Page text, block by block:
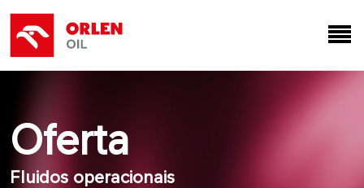
Oferta
Fluidos operacionais